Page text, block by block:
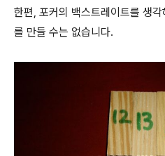
한편, 포커의 백스트레이트를 생
를 만들 수는 없습니다.